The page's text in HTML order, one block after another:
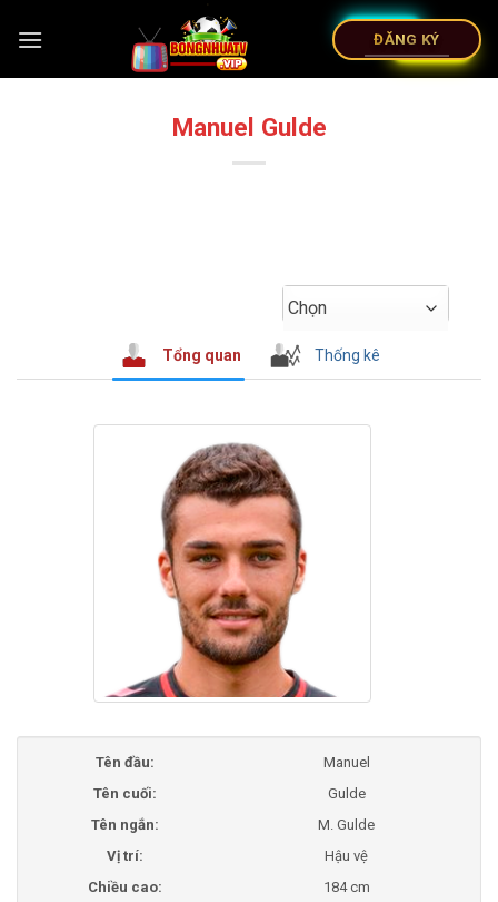
ĐĂNG KÝ
Manuel Gulde
Chọn
Tổng quan Thống kê
Tên đầu:
Manuel
Tên cuối:
Gulde
Tên ngắn:
M. Gulde
Vị trí:
Hậu vệ
Chiều cao:
184 cm